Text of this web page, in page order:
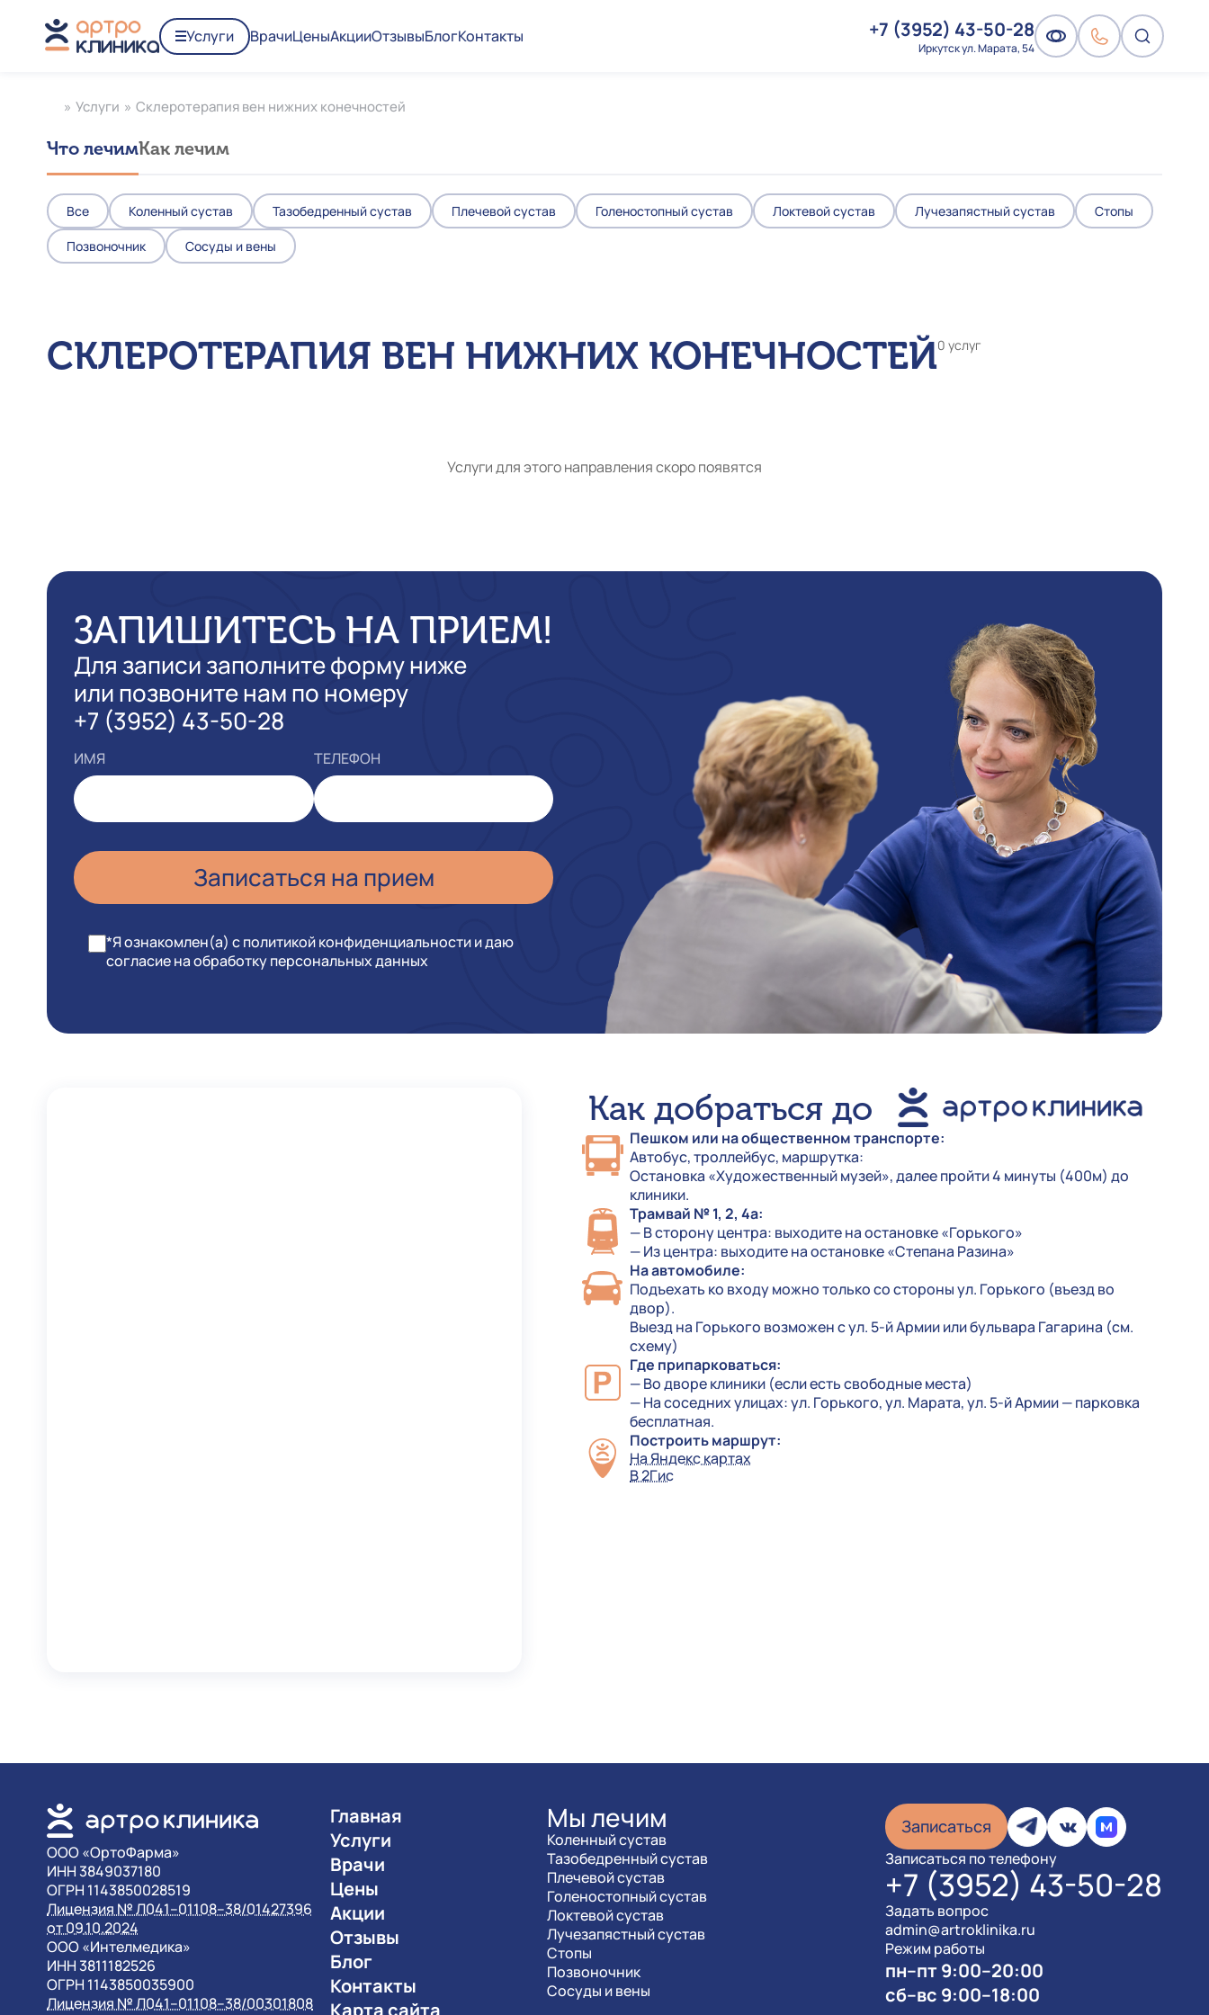
Услуги ВрачиЦеныАкцииОтзывыБлогКонтакты +7 (3952) 43-50-28
Иркутск ул. Марата, 54
» Услуги » Склеротерапия вен нижних конечностей
Что лечимКак лечим
Все Коленный сустав Тазобедренный сустав Плечевой сустав Голеностопный сустав Локтевой сустав Лучезапястный сустав Стопы
Позвоночник Сосуды и вены
СКЛЕРОТЕРАПИЯ ВЕН НИЖНИХ КОНЕЧНОСТЕЙ0 услуг
Услуги для этого направления скоро появятся
ЗАПИШИТЕСЬ НА ПРИЕМ!
Для записи заполните форму ниже
или позвоните нам по номеру
+7 (3952) 43-50-28
ИМЯ ТЕЛЕФОН
*Я ознакомлен(а) с политикой конфиденциальности и даю
согласие на обработку персональных данных
Как добраться до
Пешком или на общественном транспорте:
Автобус, троллейбус, маршрутка:
Остановка «Художественный музей», далее пройти 4 минуты (400м) до
клиники.
Трамвай № 1, 2, 4а:
— В сторону центра: выходите на остановке «Горького»
— Из центра: выходите на остановке «Степана Разина»
На автомобиле:
Подъехать ко входу можно только со стороны ул. Горького (въезд во
двор).
Выезд на Горького возможен с ул. 5-й Армии или бульвара Гагарина (см.
схему)
Где припарковаться:
— Во дворе клиники (если есть свободные места)
— На соседних улицах: ул. Горького, ул. Марата, ул. 5-й Армии — парковка
бесплатная.
Построить маршрут:
На Яндекс картах
В 2Гис
OOO «ОртоФарма»
ИНН 3849037180
ОГРН 1143850028519
Лицензия № Л041–01108–38/01427396
от 09.10.2024
OOO «Интелмедика»
ИНН 3811182526
ОГРН 1143850035900
Лицензия № Л041–01108–38/00301808
Главная
Услуги
Врачи
Цены
Акции
Отзывы
Блог
Контакты
Карта сайта
Мы лечим
Коленный сустав
Тазобедренный сустав
Плечевой сустав
Голеностопный сустав
Локтевой сустав
Лучезапястный сустав
Стопы
Позвоночник
Сосуды и вены
Записаться
Записаться по телефону
+7 (3952) 43-50-28
Задать вопрос
admin@artroklinika.ru
Режим работы
пн–пт 9:00–20:00
сб–вс 9:00–18:00